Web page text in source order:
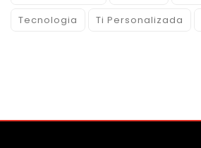
Tecnologia
Ti Personalizada